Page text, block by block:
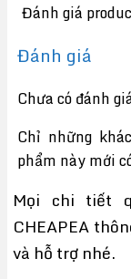
Đánh giá
Đánh giá
Chưa có đánh
Chỉ những
phẩm này mới
Mọi chi tiết
CHEAPEA
và hỗ trợ nhé.